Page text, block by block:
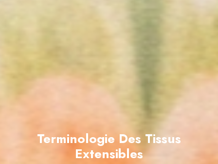
Terminologie Des Tissus
Extensibles